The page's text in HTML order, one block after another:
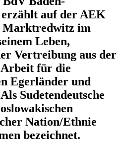
auf der AEK
Marktredwitz im
Leben,
Vertreibung aus der
für die
Egerländer und
Sudetendeutsche
Nation/Ethnie
bezeichnet.